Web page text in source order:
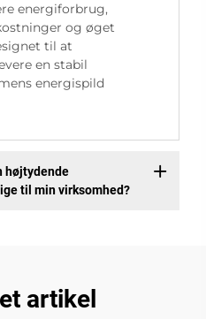
energiforbrug,
og øget
til at
en stabil
energispild
højtydende
til min virksomhed?
artikel